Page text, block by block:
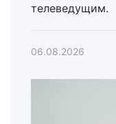
телеведущим.
06.08.2026